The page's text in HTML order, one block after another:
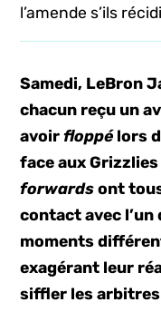
l’amende s’ils
Samedi, LeBron
chacun reçu un
avoirfloppélors
face aux
forwardsont
contact avec l’un
moments
exagérant leur
siffler les